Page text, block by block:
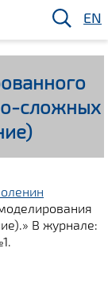
EN
сложных
В журнале: